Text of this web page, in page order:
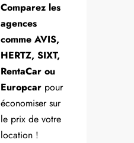
Comparez les
agences
comme AVIS,
HERTZ, SIXT,
RentaCar ou
Europcar pour
économiser sur
le prix de votre
location !